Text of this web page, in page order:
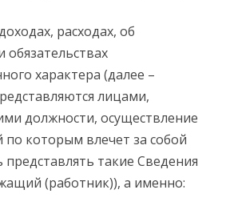
расходах, об
обязательствах
характера (далее –
лицами,
должности, осуществление
которым влечет за собой
представлять такие Сведения
(работник)), а именно: